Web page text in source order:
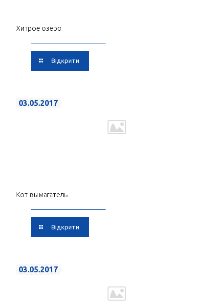
Хитрое озеро
Відкрити
03.05.2017
Кот-вымагатель
Відкрити
03.05.2017